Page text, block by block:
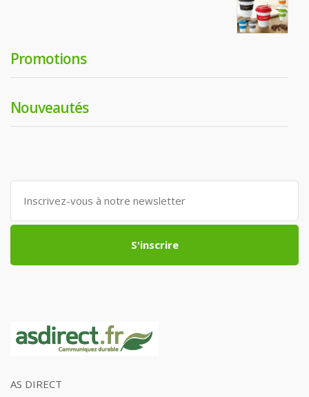
Promotions
Nouveautés
S'inscrire
AS DIRECT